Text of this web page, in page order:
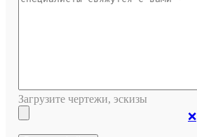
Загрузите чертежи, эскизы
❌